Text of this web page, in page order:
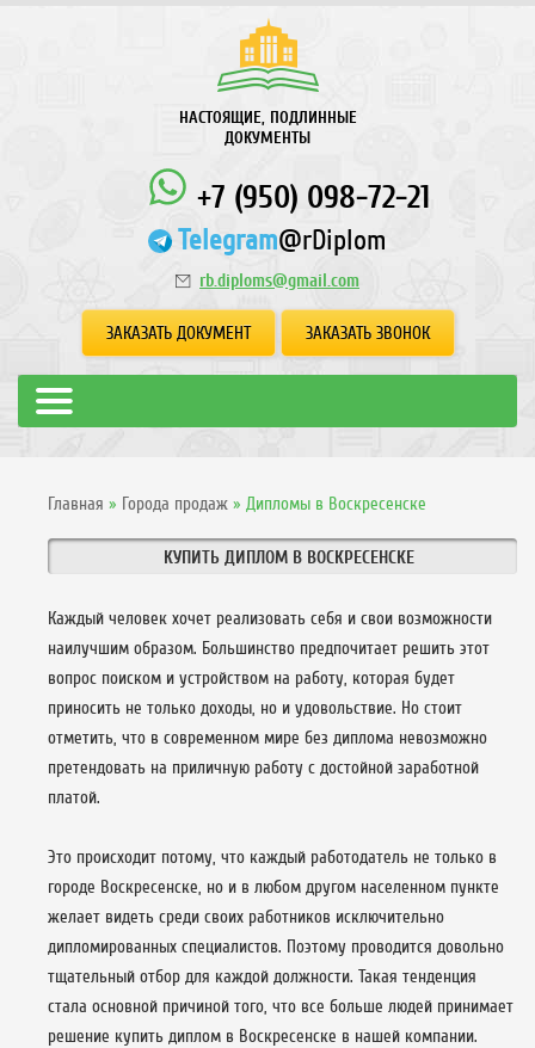
НАСТОЯЩИЕ, ПОДЛИННЫЕ
ДОКУМЕНТЫ
+7 (950) 098-72-21
Telegram@rDiplom
rb.diploms@gmail.com
ЗАКАЗАТЬ ДОКУМЕНТ ЗАКАЗАТЬ ЗВОНОК
Главная » Города продаж » Дипломы в Воскресенске
КУПИТЬ ДИПЛОМ В ВОСКРЕСЕНСКЕ
Каждый человек хочет реализовать себя и свои возможности
наилучшим образом. Большинство предпочитает решить этот
вопрос поиском и устройством на работу, которая будет
приносить не только доходы, но и удовольствие. Но стоит
отметить, что в современном мире без диплома невозможно
претендовать на приличную работу с достойной заработной
платой.
Это происходит потому, что каждый работодатель не только в
городе Воскресенске, но и в любом другом населенном пункте
желает видеть среди своих работников исключительно
дипломированных специалистов. Поэтому проводится довольно
тщательный отбор для каждой должности. Такая тенденция
стала основной причиной того, что все больше людей принимает
решение купить диплом в Воскресенске в нашей компании.